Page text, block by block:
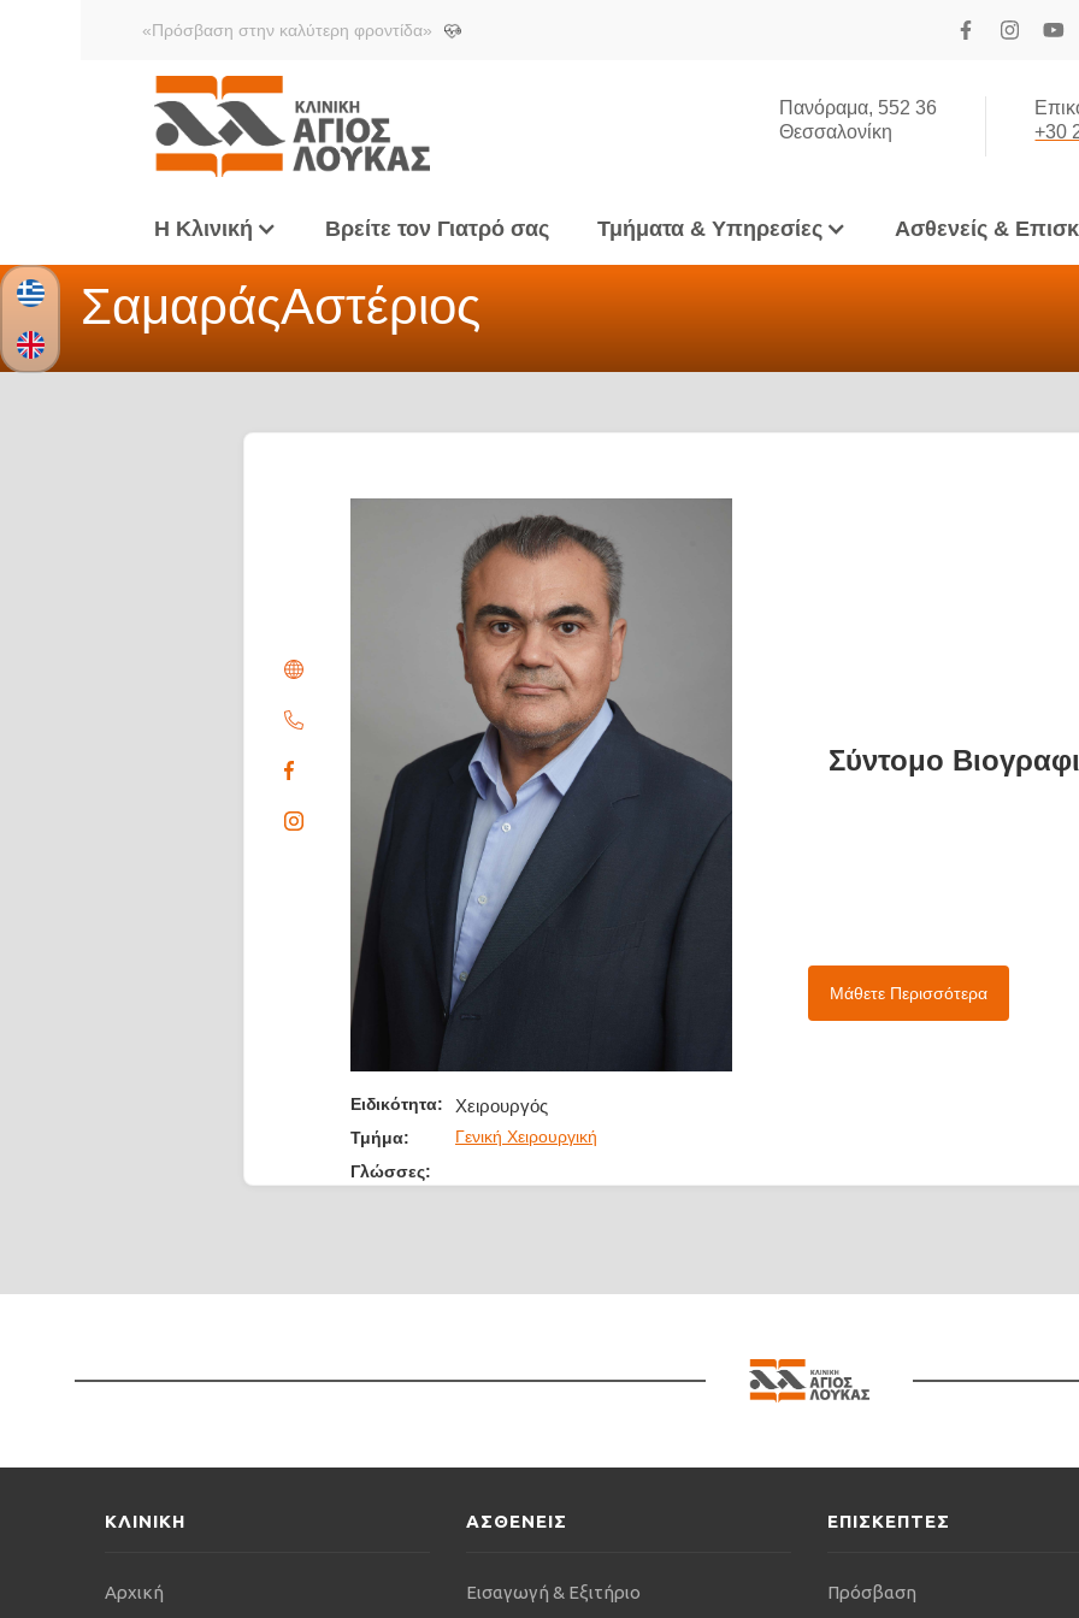
«Πρόσβαση στην καλύτερη φροντίδα»
Πανόραμα, 552 36
Θεσσαλονίκη
+30
Η Κλινική Βρείτε τον Γιατρό σας Τμήματα & Υπηρεσίες Ασθενείς &
ΣαμαράςΑστέριος
Ειδικότητα:
Τμήμα:
Γλώσσες:
Χειρουργός
Γενική Χειρουργική
Σύντομο
Μάθετε Περισσότερα
ΚΛΙΝΙΚΗ
Αρχική
ΑΣΘΕΝΕΙΣ
Εισαγωγή & Εξιτήριο
ΕΠΙΣΚΕΠΤΕΣ
Πρόσβαση